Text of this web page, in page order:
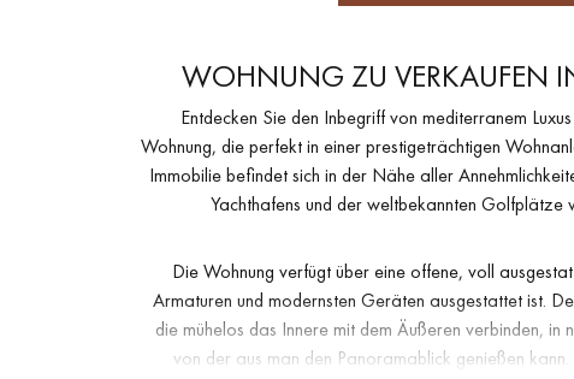
WOHNUNG ZU VERKAUFEN
Entdecken Sie den Inbegriff von mediterranem
Wohnung, die perfekt in einer prestigeträchtigen
Immobilie befindet sich in der Nähe aller
Yachthafens und der weltbekannten
Die Wohnung verfügt über eine offene, voll
Armaturen und modernsten Geräten ausgestattet ist.
die mühelos das Innere mit dem Äußeren verbinden, in
von der aus man den Panoramablick genießen